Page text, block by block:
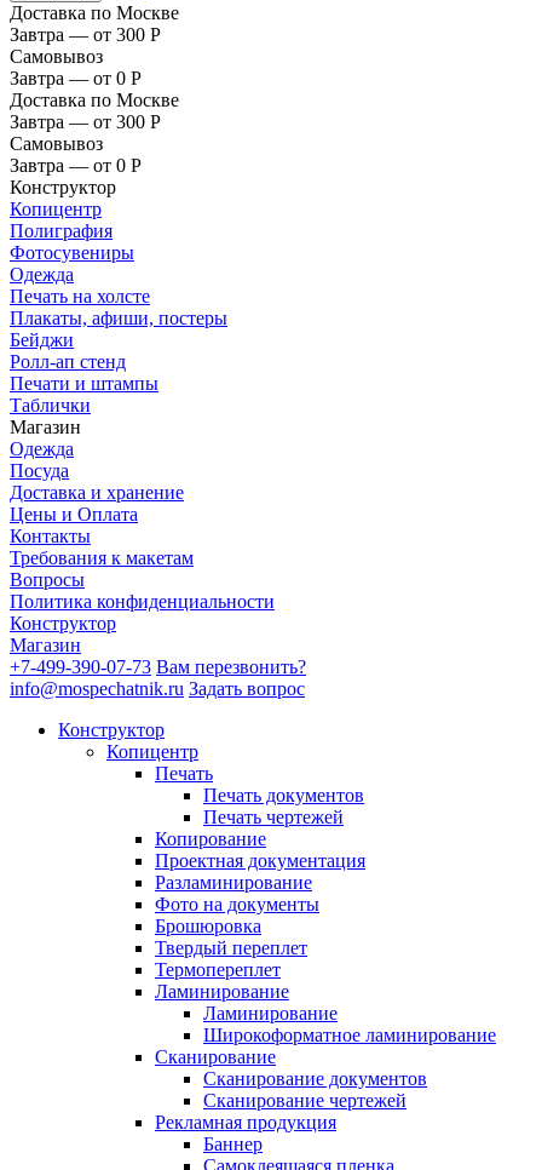
Доставка по Москве
Завтра — от 300 Р
Самовывоз
Завтра — от 0 Р
Доставка по Москве
Завтра — от 300 Р
Самовывоз
Завтра — от 0 Р
Конструктор
Копицентр
Полиграфия
Фотосувениры
Одежда
Печать на холсте
Плакаты, афиши, постеры
Бейджи
Ролл-ап стенд
Печати и штампы
Таблички
Магазин
Одежда
Посуда
Доставка и хранение
Цены и Оплата
Контакты
Требования к макетам
Вопросы
Политика конфиденциальности
Конструктор
Магазин
+7-499-390-07-73 Вам перезвонить?
info@mospechatnik.ru Задать вопрос
Конструктор
Копицентр
Печать
Печать документов
Печать чертежей
Копирование
Проектная документация
Разламинирование
Фото на документы
Брошюровка
Твердый переплет
Термопереплет
Ламинирование
Ламинирование
Широкоформатное ламинирование
Сканирование
Сканирование документов
Сканирование чертежей
Рекламная продукция
Баннер
Самоклеящаяся пленка